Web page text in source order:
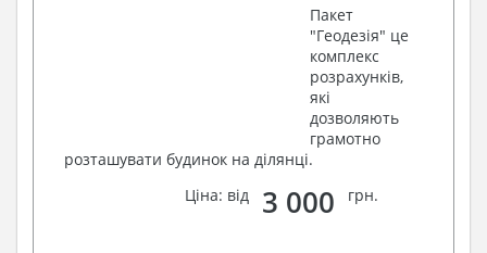
Пакет
"Геодезія" це
комплекс
розрахунків,
які
дозволяють
грамотно
розташувати будинок на ділянці.
Ціна: від
3 000 грн.